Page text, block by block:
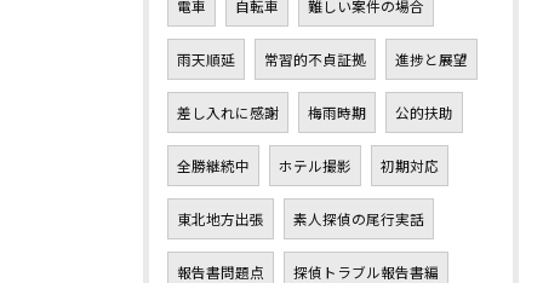
電車 自転車 難しい案件の場合
雨天順延 常習的不貞証拠 進捗と展望
差し入れに感謝 梅雨時期 公的扶助
全勝継続中 ホテル撮影 初期対応
東北地方出張 素人探偵の尾行実話
報告書問題点 探偵トラブル報告書編